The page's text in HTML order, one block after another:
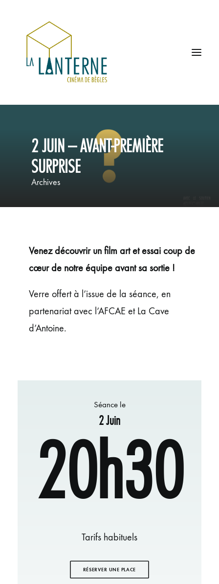
LES HORAIRES
À L’AFFICHE
2 JUIN – AVANT-PREMIÈRE
SURPRISE
Archives
Venez découvrir un film art et essai coup de
cœur de notre équipe avant sa sortie !
Verre offert à l’issue de la séance, en
partenariat avec l’AFCAE et La Cave
d’Antoine.
Séance le
2 Juin
20h30
Tarifs habituels
RÉSERVER UNE PLACE